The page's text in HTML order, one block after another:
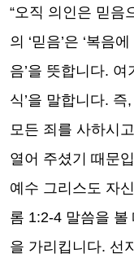
“오직 의인은 믿음
의 ‘믿음’은 ‘복음에
음’을 뜻합니다. 여
식’을 말합니다. 즉,
모든 죄를 사하시
열어 주셨기 때문
예수 그리스도 자
롬 1:2-4 말씀을 볼
을 가리킵니다. 선